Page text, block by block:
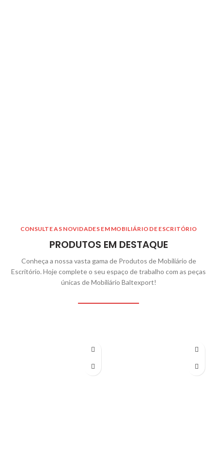
CONSULTE AS NOVIDADES EM MOBILIÁRIO DE ESCRITÓRIO
PRODUTOS EM DESTAQUE
Conheça a nossa vasta gama de Produtos de Mobiliário de
Escritório. Hoje complete o seu espaço de trabalho com as peças
únicas de Mobiliário Baltexport!